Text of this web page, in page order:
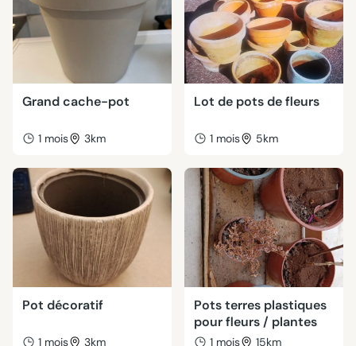
Grand cache-pot
1 mois 3km
Lot de pots de fleurs
1 mois 5km
Pot décoratif
1 mois 3km
Pots terres plastiques
pour fleurs / plantes
1 mois 15km